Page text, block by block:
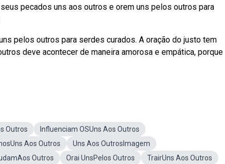
pecados uns aos outros e orem uns pelos outros para
pelos outros para serdes curados. A oração do justo tem
deve acontecer de maneira amorosa e empática, porque
Outros
Influenciam OSUns Aos Outros
Aos Outros
Uns Aos OutrosImagem
Outros Orai UnsPelos Outros TrairUns Aos Outros